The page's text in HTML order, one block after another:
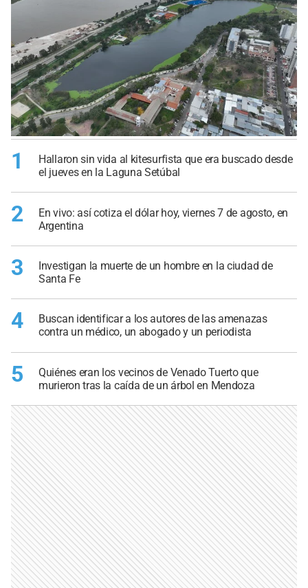
1
Hallaron sin vida al kitesurfista que era buscado desde
el jueves en la Laguna Setúbal
2
En vivo: así cotiza el dólar hoy, viernes 7 de agosto, en
Argentina
3
Investigan la muerte de un hombre en la ciudad de
Santa Fe
4
Buscan identificar a los autores de las amenazas
contra un médico, un abogado y un periodista
5
Quiénes eran los vecinos de Venado Tuerto que
murieron tras la caída de un árbol en Mendoza